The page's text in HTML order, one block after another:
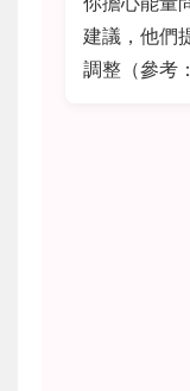
建議，他們
調整（參考：